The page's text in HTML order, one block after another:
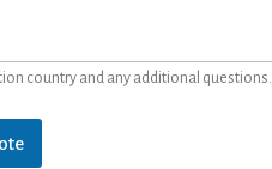
country and any additional questions.